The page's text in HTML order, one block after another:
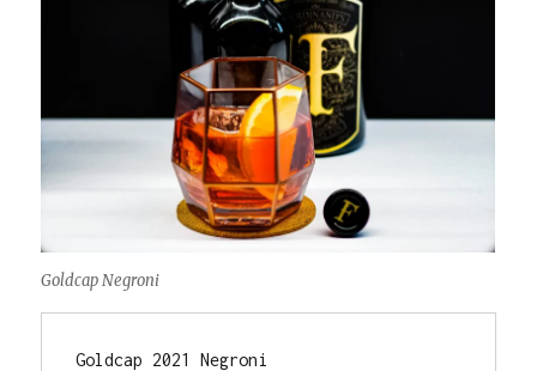
Goldcap Negroni
Goldcap 2021 Negroni